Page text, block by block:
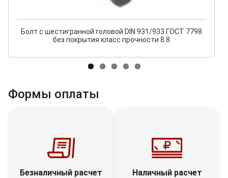
Болт с шестигранной головой DIN 931/933 ГОСТ 7798
без покрытия класс прочности 8.8
Формы оплаты
Безналичный расчет Наличный расчет